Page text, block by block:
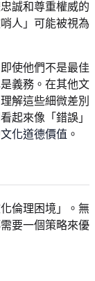
誠和尊重權威的
人」可能被視為
使他們不是最佳
義務。在其他文
解這些細微差別
起來像「錯誤」
文化道德價值 。
倫理困境」。無
要一個策略來優